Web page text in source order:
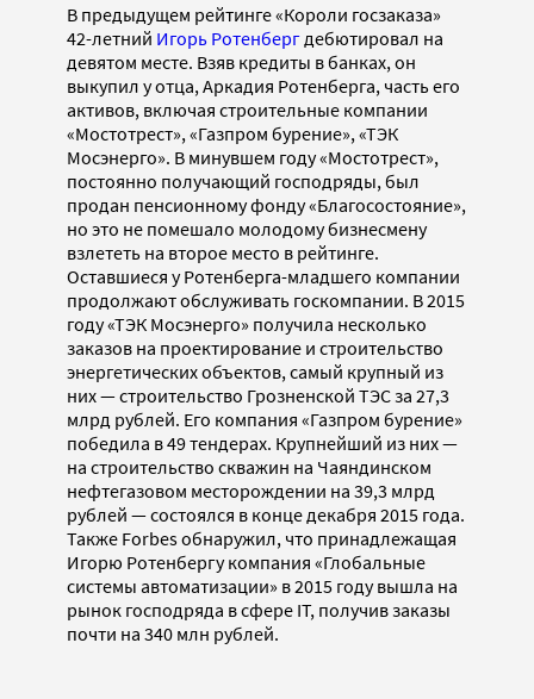
В предыдущем рейтинге «Короли госзаказа»
42-летний Игорь Ротенберг дебютировал на
девятом месте. Взяв кредиты в банках, он
выкупил у отца, Аркадия Ротенберга, часть его
активов, включая строительные компании
«Мостотрест», «Газпром бурение», «ТЭК
Мосэнерго». В минувшем году «Мостотрест»,
постоянно получающий господряды, был
продан пенсионному фонду «Благосостояние»,
но это не помешало молодому бизнесмену
взлететь на второе место в рейтинге.
Оставшиеся у Ротенберга-младшего компании
продолжают обслуживать госкомпании. В 2015
году «ТЭК Мосэнерго» получила несколько
заказов на проектирование и строительство
энергетических объектов, самый крупный из
них — строительство Грозненской ТЭС за 27,3
млрд рублей. Его компания «Газпром бурение»
победила в 49 тендерах. Крупнейший из них —
на строительство скважин на Чаяндинском
нефтегазовом месторождении на 39,3 млрд
рублей — состоялся в конце декабря 2015 года.
Также Forbes обнаружил, что принадлежащая
Игорю Ротенбергу компания «Глобальные
системы автоматизации» в 2015 году вышла на
рынок господряда в сфере IT, получив заказы
почти на 340 млн рублей.